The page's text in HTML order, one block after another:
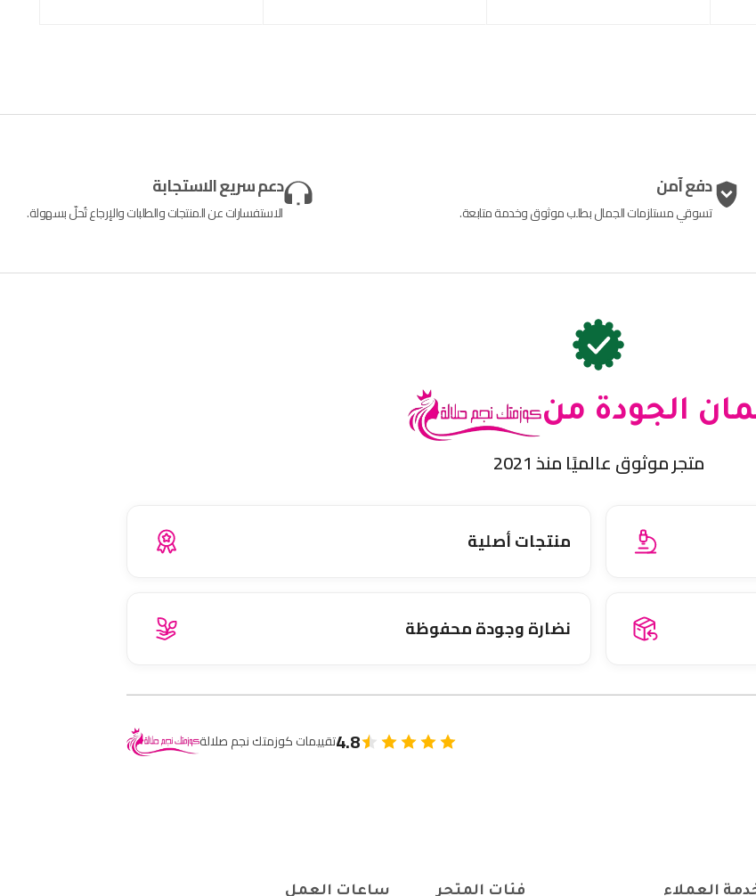
دفع آمن
تسوقي مستلزمات الجمال بطلب موثوق وخدمة متابعة.
دعم سريع الاستجابة
الاستفسارات عن المنتجات والطلبات والإرجاع تُحلّ بسهولة.
الجودة من
متجر موثوق عالميًا منذ 2021
منتجات أصلية
نضارة وجودة محفوظة
4.8تقييمات كوزمتك نجم صلالة
العملاء فئات المتجر ساعات العمل